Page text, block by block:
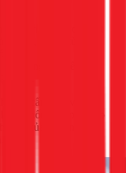
ảnh hưởng đến kết
bảo trì, có thể tùy
dựng trụ (bê tông
bằng.
toán cẩn thận về khả
hệ thống trụ phù hợp
tế của ngôi nhà,